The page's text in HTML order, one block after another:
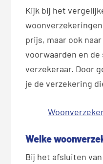
Kijk bij het
prijs, maar ook
voorwaarden en de
verzekeraar. Door
je de verzekering
Welke
Bij het afsluiten